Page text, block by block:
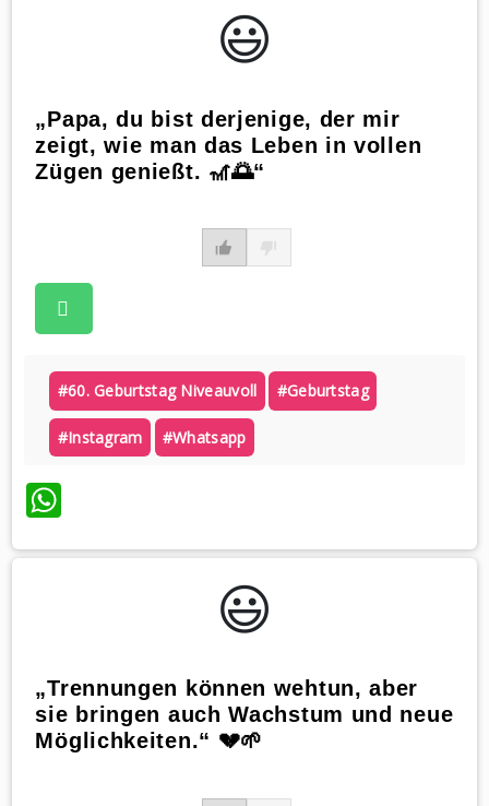
😃️
„Papa, du bist derjenige, der mir
zeigt, wie man das Leben in vollen
Zügen genießt. 🎢🌅“
#60. Geburtstag Niveauvoll #geburtstag
#instagram #whatsapp
WhatsApp
😃️
„Trennungen können wehtun, aber
sie bringen auch Wachstum und neue
Möglichkeiten.“ 💔🌱